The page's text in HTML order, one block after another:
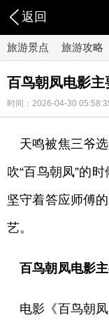
返回
旅游景点 旅游攻略
百鸟朝凤电影
时间：2026-04-30
天鸣被焦三爷
吹“百鸟朝凤”的
坚守着答应师傅
艺。
百鸟朝凤电影
电影《百鸟朝